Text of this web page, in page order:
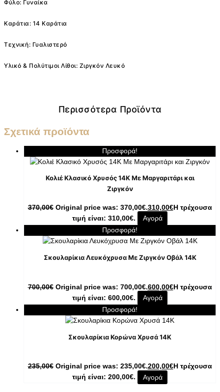
Φύλο: Γυναίκα
Καράτια: 14 Καράτια
Τεχνική: Γυαλιστερό
Υλικό & Πολύτιμοι Λίθοι: Ζιργκόν Λευκό
Περισσότερα Προϊόντα
Σχετικά προϊόντα
Προσφορά!
Κολιέ Κλασικό Χρυσός 14K Με Μαργαριτάρι και
Ζιργκόν
370,00€ Original price was: 370,00€.310,00€Η τρέχουσα
τιμή είναι: 310,00€.
Αγορά
Προσφορά!
Σκουλαρίκια Λευκόχρυσα Με Ζιργκόν Οβάλ 14K
700,00€ Original price was: 700,00€.600,00€Η τρέχουσα
τιμή είναι: 600,00€.
Αγορά
Προσφορά!
Σκουλαρίκια Κορώνα Χρυσά 14K
235,00€ Original price was: 235,00€.200,00€Η τρέχουσα
τιμή είναι: 200,00€.
Αγορά